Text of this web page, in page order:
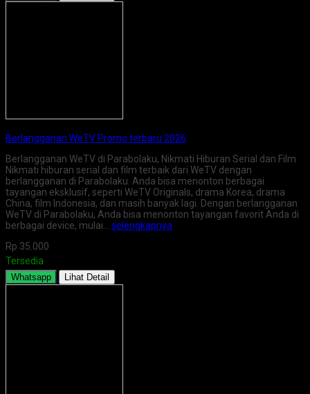
Berlangganan WeTV Promo terbaru 2026
Berlangganan WeTV di Parabolaku, Nikmati Hiburan Serial dan Film
Nikmati hiburan serial dan film terbaik dari WeTV dengan
berlangganan di Parabolaku. Anda bisa menonton berbagai
tayangan eksklusif, seperti WeTV Originals, drama Korea, drama
China, film Indonesia, dan masih banyak lagi. Dengan berlangganan
WeTV di Parabolaku, Anda bisa menonton tayangan favorit Anda di
berbagai device, mulai… selengkapnya
Rp 35.000
Tersedia
Whatsapp Lihat Detail